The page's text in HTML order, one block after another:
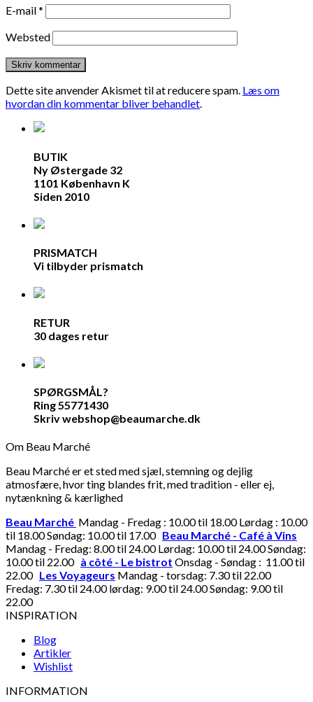
E-mail*
Websted
Dette site anvender Akismet til at reducere spam. Læs om
hvordan din kommentar bliver behandlet.
BUTIK
Ny Østergade 32
1101 København K
Siden 2010
PRISMATCH
Vi tilbyder prismatch
RETUR
30 dages retur
SPØRGSMÅL?
Ring 55771430
Skriv webshop@beaumarche.dk
Om Beau Marché
Beau Marché er et sted med sjæl, stemning og dejlig
atmosfære, hvor ting blandes frit, med tradition - eller ej,
nytænkning & kærlighed
Beau Marché Mandag - Fredag : 10.00 til 18.00 Lørdag : 10.00
til 18.00 Søndag: 10.00 til 17.00 Beau Marché - Café à Vins
Mandag - Fredag: 8.00 til 24.00 Lørdag: 10.00 til 24.00 Søndag:
10.00 til 22.00 à côté - Le bistrot Onsdag - Søndag : 11.00 til
22.00 Les Voyageurs Mandag - torsdag: 7.30 til 22.00
Fredag: 7.30 til 24.00 lørdag: 9.00 til 24.00 Søndag: 9.00 til
22.00
INSPIRATION
Blog
Artikler
Wishlist
INFORMATION